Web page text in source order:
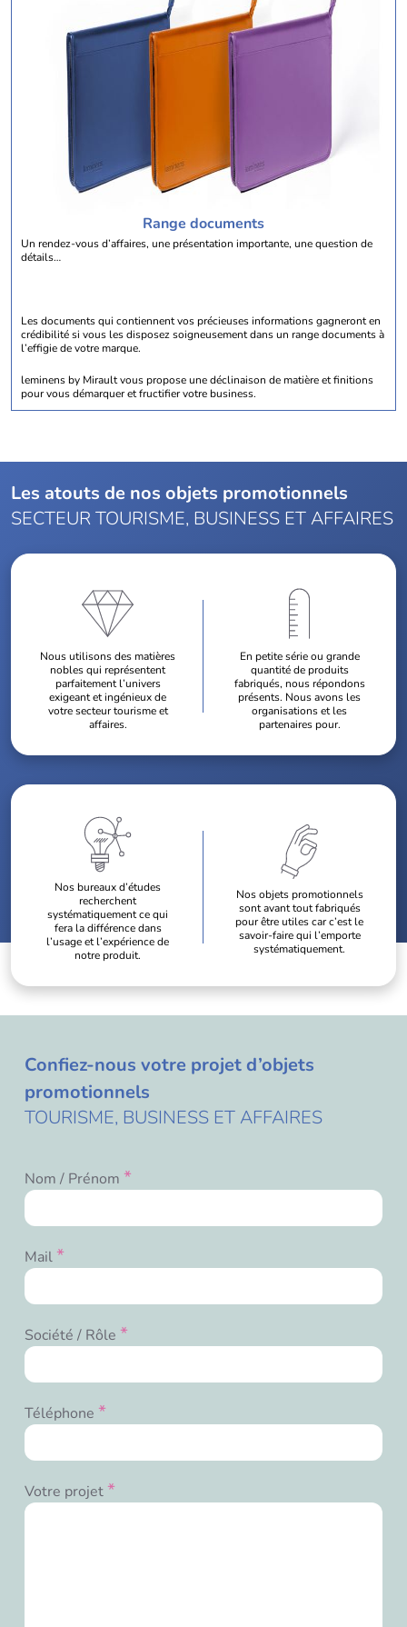
Range documents
Un rendez-vous d’affaires, une présentation importante, une question de
détails…
Les documents qui contiennent vos précieuses informations gagneront en
crédibilité si vous les disposez soigneusement dans un range documents à
l’effigie de votre marque.
leminens by Mirault vous propose une déclinaison de matière et finitions
pour vous démarquer et fructifier votre business.
Les atouts de nos objets promotionnels
SECTEUR TOURISME, BUSINESS ET AFFAIRES
Nous utilisons des matières
nobles qui représentent
parfaitement l’univers
exigeant et ingénieux de
votre secteur tourisme et
affaires.
En petite série ou grande
quantité de produits
fabriqués, nous répondons
présents. Nous avons les
organisations et les
partenaires pour.
Nos bureaux d’études
recherchent
systématiquement ce qui
fera la différence dans
l’usage et l’expérience de
notre produit.
Nos objets promotionnels
sont avant tout fabriqués
pour être utiles car c’est le
savoir-faire qui l’emporte
systématiquement.
Confiez-nous votre projet d’objets
promotionnels
TOURISME, BUSINESS ET AFFAIRES
Nom / Prénom *
Mail *
Société / Rôle *
Téléphone *
Votre projet *